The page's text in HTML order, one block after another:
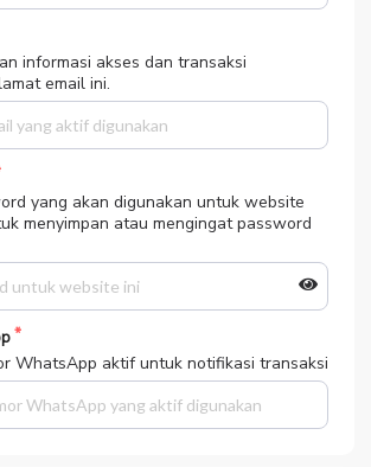
informasi akses dan transaksi
email ini.
yang akan digunakan untuk website
menyimpan atau mengingat password
WhatsApp aktif untuk notifikasi transaksi